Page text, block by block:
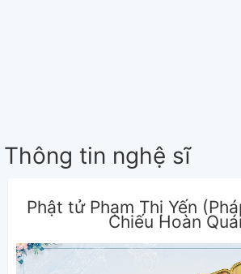
Thông tin nghệ sĩ
Phật tử Phạm Thị Yến
Chiếu Hoàn